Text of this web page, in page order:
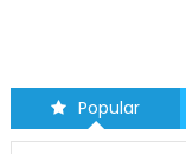
Popular